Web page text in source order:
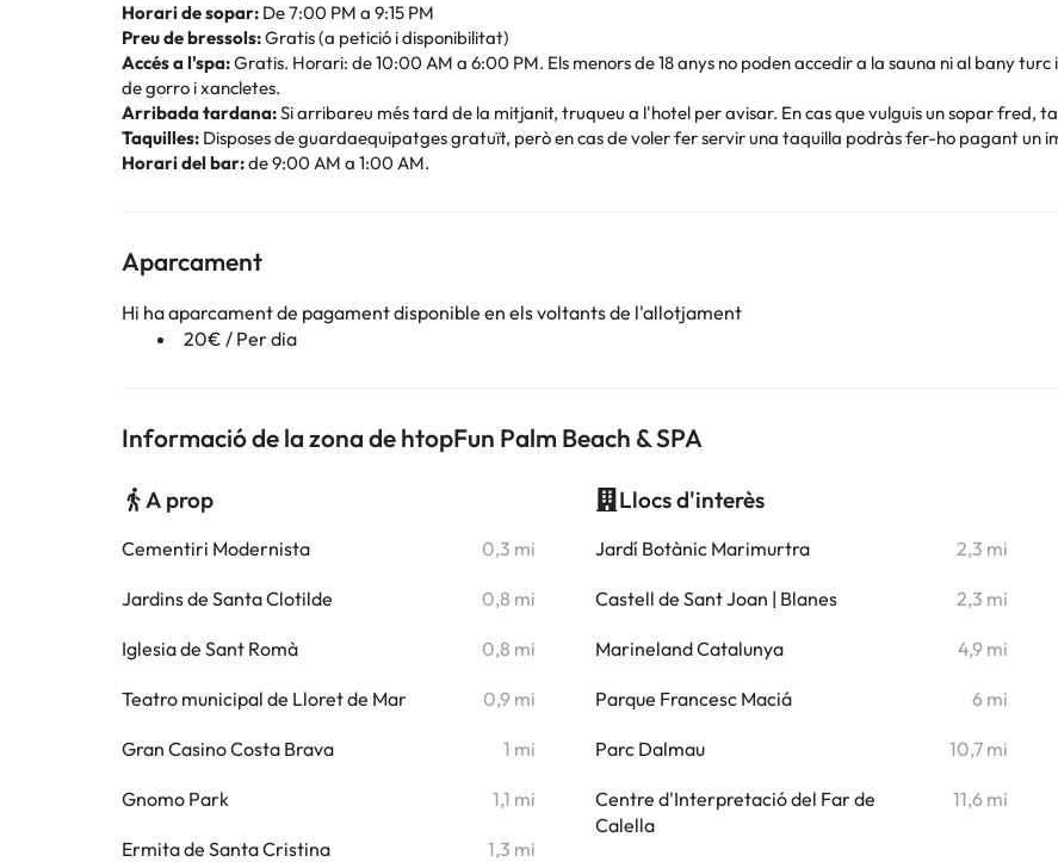
Horari de sopar: De 7:00 PM a 9:15 PM
Preu de bressols:Gratis (a petició i disponibilitat)
Accés a l'spa:Gratis. Horari: de 10:00 AM a 6:00 PM. Els menors de 18 anys no poden accedir a la sauna ni al bany
de gorro i xancletes.
Arribada tardana:Si arribareu més tard de la mitjanit, truqueu a l'hotel per avisar. En cas que vulguis un sopar fred,
Taquilles: Disposes de guardaequipatges gratuït, però en cas de voler fer servir una taquilla podràs fer-ho pagant un
Horari del bar:de 9:00 AM a 1:00 AM.
Aparcament
Hi ha aparcament de pagament disponible en els voltants de l'allotjament
20€ / Per dia
Informació de la zona de htopFun Palm Beach & SPA
A prop
Cementiri Modernista 0,3 mi
Jardins de Santa Clotilde 0,8 mi
Iglesia de Sant Romà 0,8 mi
Teatro municipal de Lloret de Mar 0,9 mi
Gran Casino Costa Brava 1 mi
Gnomo Park 1,1 mi
Ermita de Santa Cristina 1,3 mi
Llocs d'interès
Jardí Botànic Marimurtra 2,3 mi
Castell de Sant Joan | Blanes 2,3 mi
Marineland Catalunya 4,9 mi
Parque Francesc Maciá 6 mi
Parc Dalmau 10,7 mi
Centre d'Interpretació del Far de
Calella
11,6 mi